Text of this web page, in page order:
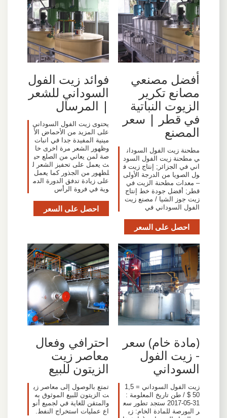
أفضل مصنعي
مصانع تكرير
الزيوت النباتية
في قطر | سعر
المصنع
مطحنة زيت الفول السودان
ي مطحنة زيت الفول السود
اني في الجزائر; إنتاج زيت ف
ول الصويا من الدرجة الأولى
– معدات مطحنة الزيت في
قطر; أفضل جودة خط إنتاج
زيت جوز الشيا / مصنع زيت
الفول السوداني في
احصل على السعر
فوائد زيت الفول
السوداني للشعر
| المرسال
يحتوى زيت الفول السوداني
على المزيد من الأحماض الأ
مينية المفيدة جدا في انبات
وظهور الشعر مرة اخرى خا
صة لمن يعاني من الصلع حي
ث يعمل على تحفيز الشعر ل
لظهور من الجذور كما يعمل
على زيادة تدفق الدورة الدم
وية في فروة الرأس
احصل على السعر
(مادة خام) سعر
- زيت الفول
السوداني
زيت الفول السوداني = 1,5
50 $ / طن تاريخ المعلومة :
31-05-2017 ستجد تطور سع
ر البورصة للمادة الخام: زي
احترافي وفعال
معاصر زيت
الزيتون للبيع
تمتع بالوصول إلى معاصر زي
ت الزيتون للبيع الموثوق به
والمتقن للغاية في لجميع أنو
اع عمليات استخراج النفط.